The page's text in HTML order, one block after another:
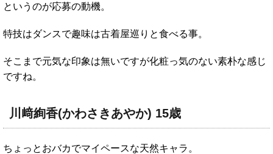
というのが応募の動機。
特技はダンスで趣味は古着屋巡りと食べる事。
そこまで元気な印象は無いですが化粧っ気のない素朴な感じ
ですね。
川﨑絢香(かわさきあやか) 15歳
ちょっとおバカでマイペースな天然キャラ。